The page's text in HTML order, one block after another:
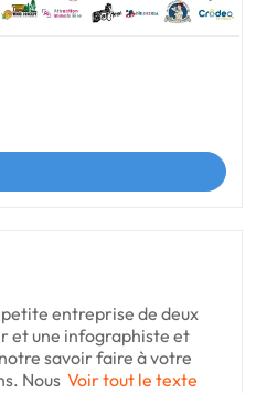
petite entreprise de deux
et une infographiste et
savoir faire à votre
Nous Voir tout le texte